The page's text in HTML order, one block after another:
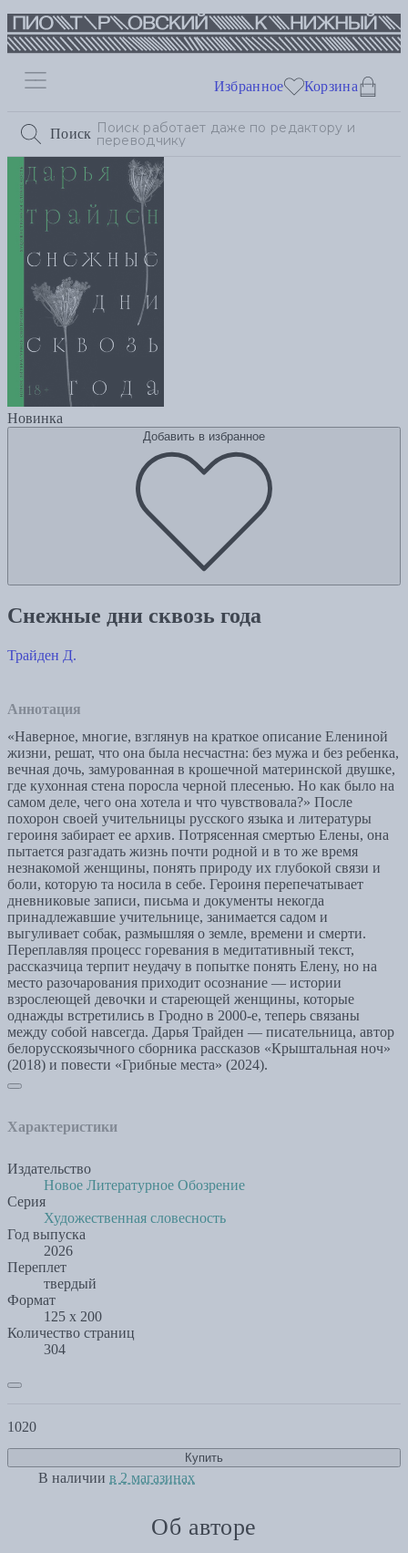
Поиск
Избранное Корзина
Новинка
Добавить в избранное
Снежные дни сквозь года
Трайден Д.
Аннотация
«Наверное, многие, взглянув на краткое описание Елениной
жизни, решат, что она была несчастна: без мужа и без ребенка,
вечная дочь, замурованная в крошечной материнской двушке,
где кухонная стена поросла черной плесенью. Но как было на
самом деле, чего она хотела и что чувствовала?» После
похорон своей учительницы русского языка и литературы
героиня забирает ее архив. Потрясенная смертью Елены, она
пытается разгадать жизнь почти родной и в то же время
незнакомой женщины, понять природу их глубокой связи и
боли, которую та носила в себе. Героиня перепечатывает
дневниковые записи, письма и документы некогда
принадлежавшие учительнице, занимается садом и
выгуливает собак, размышляя о земле, времени и смерти.
Переплавляя процесс горевания в медитативный текст,
рассказчица терпит неудачу в попытке понять Елену, но на
место разочарования приходит осознание — истории
взрослеющей девочки и стареющей женщины, которые
однажды встретились в Гродно в 2000-е, теперь связаны
между собой навсегда. Дарья Трайден — писательница, автор
белорусскоязычного сборника рассказов «Крыштальная ноч»
(2018) и повести «Грибные места» (2024).
Характеристики
Издательство
Новое Литературное Обозрение
Серия
Художественная словесность
Год выпуска
2026
Переплет
твердый
Формат
125 x 200
Количество страниц
304
1020
Купить
В наличии в 2 магазинах
Об авторе